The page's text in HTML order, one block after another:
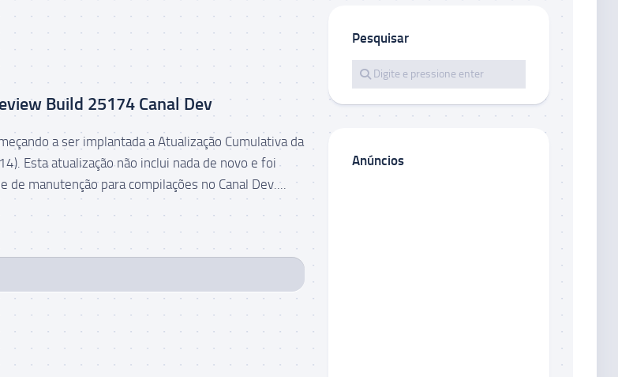
Build 25174 Canal Dev
a ser implantada a Atualização Cumulativa da
Esta atualização não inclui nada de novo e foi
manutenção para compilações no Canal Dev....
Pesquisar
Anúncios